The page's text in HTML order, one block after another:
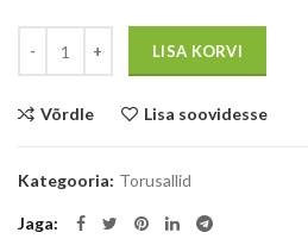
LISA KORVI
Võrdle Lisa soovidesse
Kategooria: Torusallid
Jaga